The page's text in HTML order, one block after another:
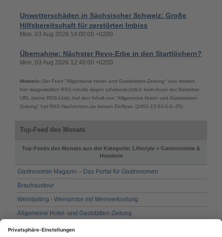
Unwetterschäden in Sächsischer Schweiz: Große
Hilfsbereitschaft für zerstörten Imbiss
Mon, 03 Aug 2026 14:00:00 +0200
Übernahme: Nächster Revo-Erbe in den Startlöchern?
Mon, 03 Aug 2026 12:40:00 +0200
Hinweis: Der Feed "Allgemeine Hotel- und Gaststätten-Zeitung" und dessen
hier dargestellten RSS-Inhalte liegen urheberrechtlich beim Autor der Betreiber-
URL (siehe RSS-Link). Auf den Inhalt von "Allgemeine Hotel- und Gaststätten-
Zeitung" hat RSS-Nachrichten.de keinen Einfluss. (2452-13-53-0-0--25)
Top-Feed des Monats
Top-Feeds des Monats aus der Kategorie: Lifestyle > Gastronomie &
Hotelerie
Gastronomie Magazin – Das Portal für Gastronomen
Brauhaustour
Weintasting - Weinprobe mit Weinverkostung
Allgemeine Hotel- und Gaststätten-Zeitung
Gourmet Report - News für Feinschmecker